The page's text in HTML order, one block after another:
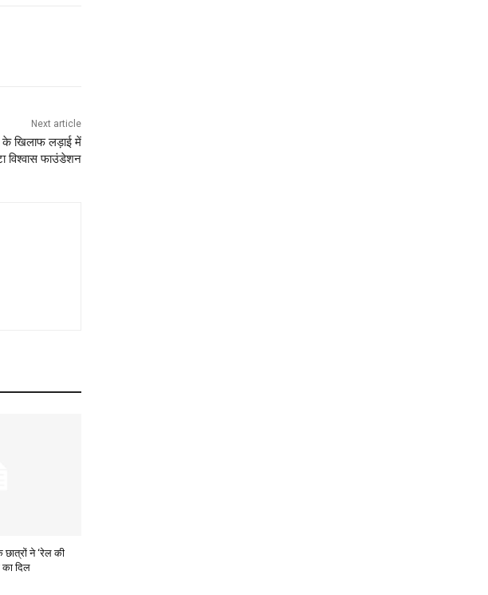
Next article
के खिलाफ लड़ाई में
विश्वास फाउंडेशन
छात्रों ने ‘रेल की
का दिल